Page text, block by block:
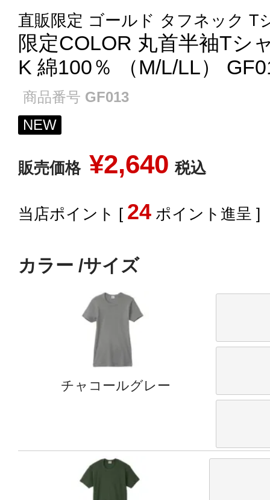
直販限定 ゴールド タフネック T
限定COLOR 丸首半袖Tシ
K 綿100％ （M/L/LL）
商品番号 GF013
NEW
販売価格 ¥2,640 税込
[ 24 ポイント進呈 ]
カラー サイズ
チャコールグレー